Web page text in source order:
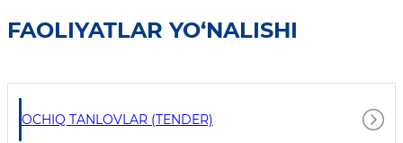
FAOLIYATLAR YO‘NALISHI
OCHIQ TANLOVLAR (TENDER)